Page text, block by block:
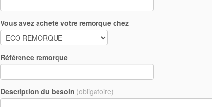
Vous avez acheté votre remorque chez
Référence remorque
Description du besoin (obligatoire)